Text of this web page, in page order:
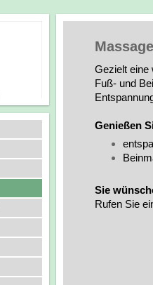
Gezielt eine
Fuß- und
Genießen
Sie
Rufen Sie